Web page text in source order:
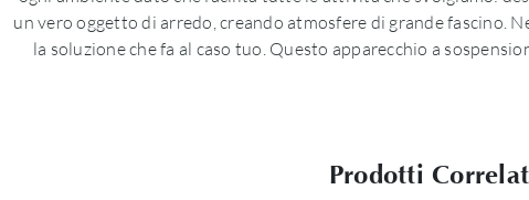
un vero oggetto di arredo, creando atmosfere di grande fascino.
la soluzione che fa al caso tuo. Questo apparecchio a
Prodotti